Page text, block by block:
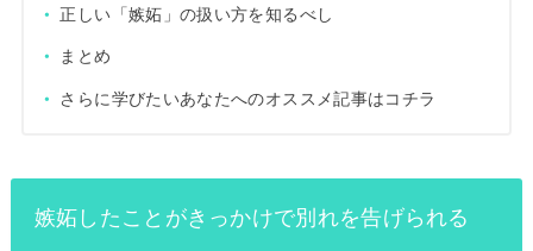
正しい「嫉妬」の扱い方を知るべし
まとめ
さらに学びたいあなたへのオススメ記事はコチラ
嫉妬したことがきっかけで別れを告げられる